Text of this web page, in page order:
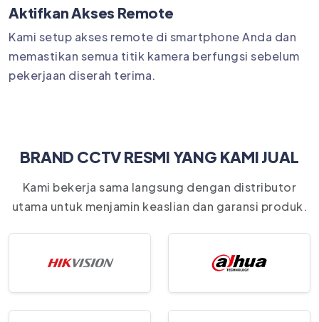
Aktifkan Akses Remote
Kami setup akses remote di smartphone Anda dan
memastikan semua titik kamera berfungsi sebelum
pekerjaan diserah terima.
BRAND CCTV RESMI YANG KAMI JUAL
Kami bekerja sama langsung dengan distributor
utama untuk menjamin keaslian dan garansi produk.